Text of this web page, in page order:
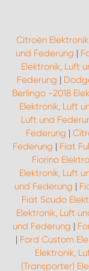
Citroën
und Federung |
Elektronik, Luft
Federung |
Berlingo -2018
Elektronik, Luft
Luft und
Federung |
Federung | Fiat
Fiorino
Elektronik, Luft
und Federung |
Fiat Scudo
Elektronik, Luft
und Federung |
| Ford Custom
Elektronik,
(Transporter)